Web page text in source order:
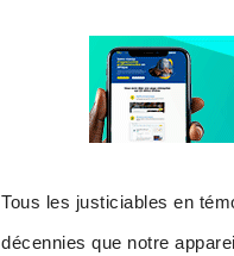
Tous les justiciables en
décennies que notre